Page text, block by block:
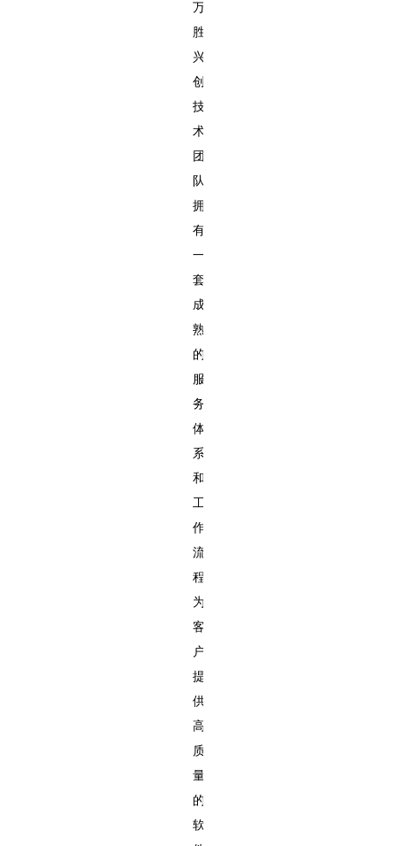
万
胜
兴
创
技
术
团
队
拥
有
一
套
成
熟
的
服
务
体
系
和
工
作
流
程
为
客
户
提
供
高
质
量
的
软